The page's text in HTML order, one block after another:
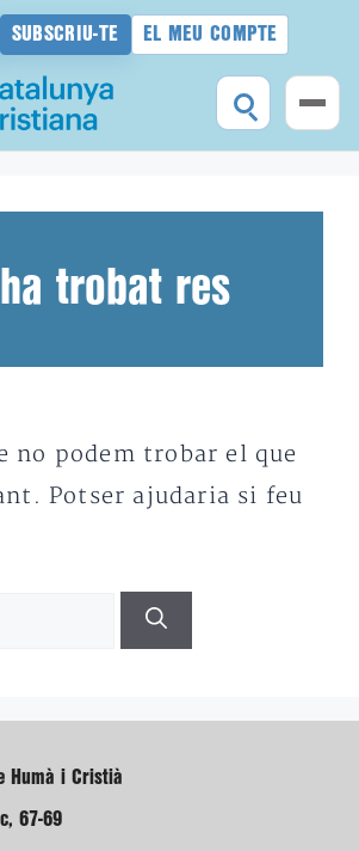
SUBSCRIU-TE EL MEU COMPTE
trobat res
no podem trobar el que
Potser ajudaria si feu
Humà i Cristià
67-69